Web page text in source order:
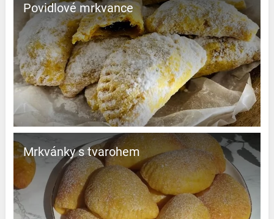
Povidlové mrkvance
Mrkvánky s tvarohem